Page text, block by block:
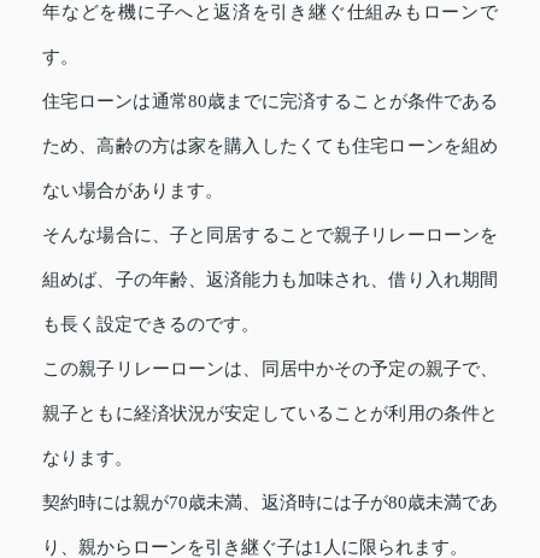
年などを機に子へと返済を引き継ぐ仕組みもローンで
す。
住宅ローンは通常80歳までに完済することが条件である
ため、高齢の方は家を購入したくても住宅ローンを組め
ない場合があります。
そんな場合に、子と同居することで親子リレーローンを
組めば、子の年齢、返済能力も加味され、借り入れ期間
も長く設定できるのです。
この親子リレーローンは、同居中かその予定の親子で、
親子ともに経済状況が安定していることが利用の条件と
なります。
契約時には親が70歳未満、返済時には子が80歳未満であ
り、親からローンを引き継ぐ子は1人に限られます。